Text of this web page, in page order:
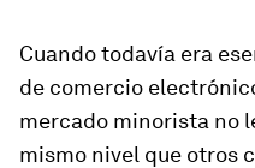
Cuando todavía era
de comercio
mercado minorista no
mismo nivel que otros